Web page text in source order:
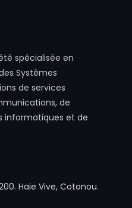
spécialisée en
Systèmes
de services
de
informatiques et de
Haie Vive, Cotonou.